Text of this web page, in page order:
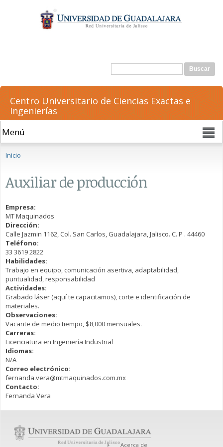
contenido
principal
Formulario de búsqueda
Buscar
Centro Universitario de Ciencias Exactas e
Ingenierías
Inicio
Auxiliar de producción
Empresa:
MT Maquinados
Dirección:
Calle Jazmin 1162, Col. San Carlos, Guadalajara, Jalisco. C. P . 44460
Teléfono:
33 3619 2822
Habilidades:
Trabajo en equipo, comunicación asertiva, adaptabilidad,
puntualidad, responsabilidad
Actividades:
Grabado láser (aquí te capacitamos), corte e identificación de
materiales.
Observaciones:
Vacante de medio tiempo, $8,000 mensuales.
Carreras:
Licenciatura en Ingeniería Industrial
Idiomas:
N/A
Correo electrónico:
fernanda.vera@mtmaquinados.com.mx
Contacto:
Fernanda Vera
Acerca de